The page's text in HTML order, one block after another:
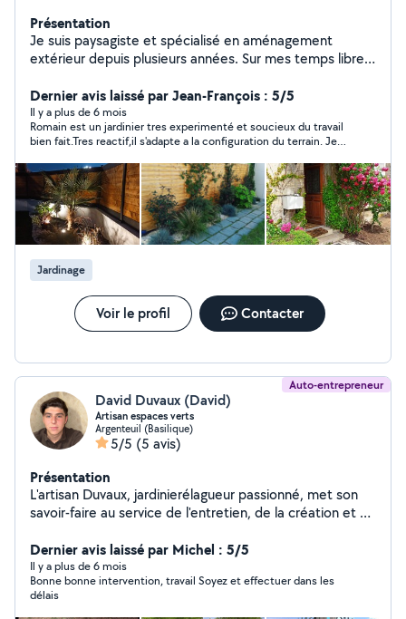
Présentation
Je suis paysagiste et spécialisé en aménagement
extérieur depuis plusieurs années. Sur mes temps libres
transport. Au plaisir de pouvoir vous être utile. Zero 6-
Dernier avis laissé par Jean-François : 5/5
Il y a plus de 6 mois
Romain est un jardinier tres experimenté et soucieux du travail
bien fait.Tres reactif,il s'adapte a la configuration du terrain. Je
Jardinage
Voir le profil Contacter
Auto-entrepreneur
David Duvaux (David)
Artisan espaces verts
Argenteuil (Basilique)
5/5 (5 avis)
Présentation
L'artisan Duvaux, jardinierélagueur passionné, met son
savoir-faire au service de l'entretien, de la création et de
expérience, il intervient avec précision pour tous les
travaux de jardinage : tonte, taille, débroussaillage,
plantation, conception de massifs et aménagements
extérieurs. Spécialiste de l'élagage, l'artisan Duvaux
Dernier avis laissé par Michel : 5/5
Il y a plus de 6 mois
Bonne bonne intervention, travail Soyez et effectuer dans les
délais